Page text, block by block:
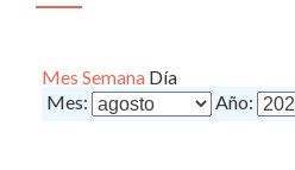
Mes Semana Día
Mes:
Año: